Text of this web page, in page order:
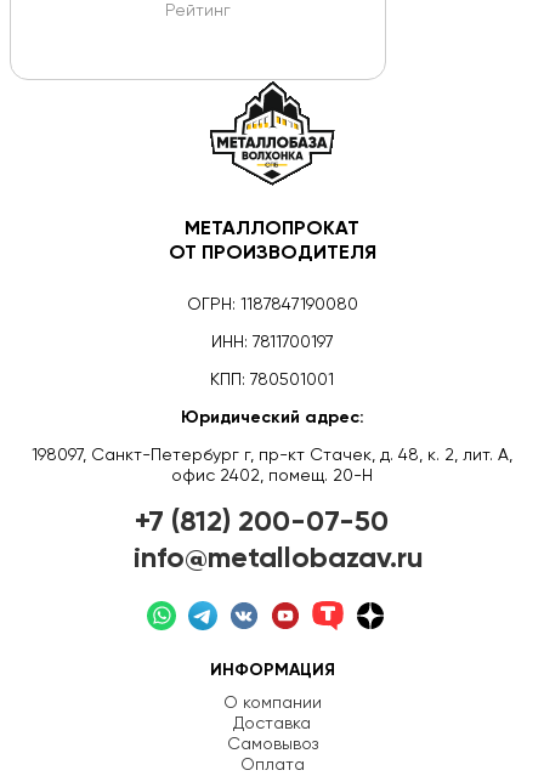
Рейтинг
МЕТАЛЛОПРОКАТ
ОТ ПРОИЗВОДИТЕЛЯ
ОГРН: 1187847190080
ИНН: 7811700197
КПП: 780501001
Юридический адрес:
198097, Санкт-Петербург г, пр-кт Стачек, д. 48, к. 2, лит. А,
офис 2402, помещ. 20-Н
+7 (812) 200-07-50
info@metallobazav.ru
ИНФОРМАЦИЯ
О компании
Доставка
Самовывоз
Оплата